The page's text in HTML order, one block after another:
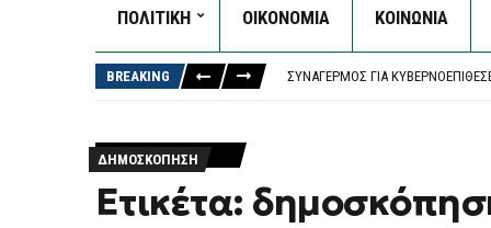
ΠΟΛΙΤΙΚΗ ΟΙΚΟΝΟΜΙΑ ΚΟΙΝΩΝΙΑ
BREAKING
ΔΉΜΟΣ ΑΘΗΝΑΊΩΝ:
ΣΥΝΑΓΕΡΜΌΣ ΓΙΑ
ΤΟ ΚΟΙΝΟΒΟΎΛΙΟ ΤΟΥ ΙΡΆΝ
ΔΗΜΟΣΚΌΠΗΣΗ
Ετικέτα: